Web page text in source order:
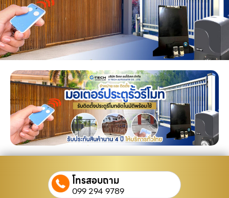
โทรสอบถาม
099 294 9789